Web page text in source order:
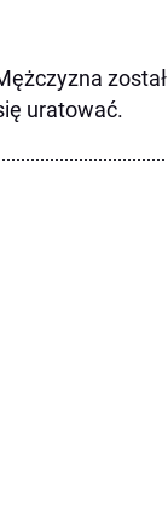
został
uratować.